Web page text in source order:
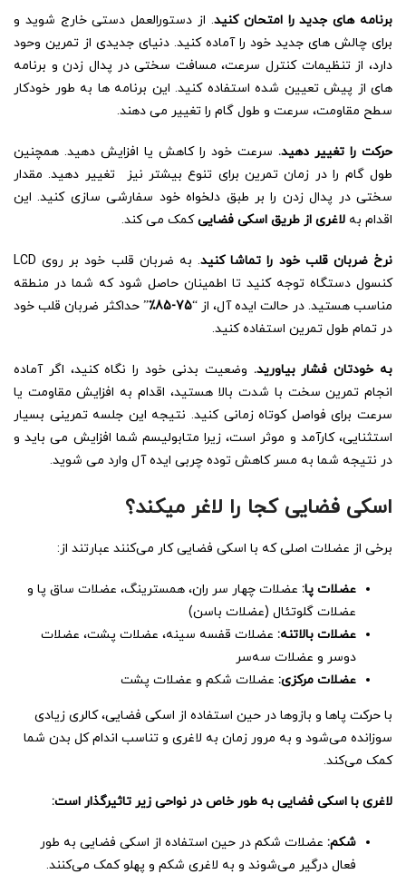
برنامه های جدید را امتحان کنید. از دستورالعمل دستی خارج شوید و
برای چالش های جدید خود را آماده کنید. دنیای جدیدی از تمرین وحود
دارد، از تنظیمات کنترل سرعت، مسافت سختی در پدال زدن و برنامه
های از پیش تعیین شده استفاده کنید. این برنامه ها به طور خودکار
سطح مقاومت، سرعت و طول گام را تغییر می دهند.
حرکت را تغییر دهید. سرعت خود را کاهش یا افزایش دهید. همچنین
طول گام را در زمان تمرین برای تنوع بیشتر نیز تغییر دهید. مقدار
سختی در پدال زدن را بر طبق دلخواه خود سفارشی سازی کنید. این
اقدام به لاغری از طریق اسکی فضاییکمک می کند.
نرخ ضربان قلب خود را تماشا کنید
. به ضربان قلب خود بر روی LCD
کنسول دستگاه توجه کنید تا اطمینان حاصل شود که شما در منطقه
مناسب هستید. در حالت ایده آل، از “75-85٪
” حداکثر ضربان قلب خود
در تمام طول تمرین استفاده کنید.
به خودتان فشار بیاورید. وضعیت بدنی خود را نگاه کنید، اگر آماده
انجام تمرین سخت با شدت بالا هستید، اقدام به افزایش مقاومت یا
سرعت برای فواصل کوتاه زمانی کنید. نتیجه این جلسه تمرینی بسیار
استثنایی، کارآمد و موثر است، زیرا متابولیسم شما افزایش می باید و
در نتیجه شما به مسر کاهش توده چربی ایده آل وارد می شوید.
اسکی فضایی کجا را لاغر میکند؟
برخی از عضلات اصلی که با اسکی فضایی کار می‌کنند عبارتند از:
عضلات پا: عضلات چهار سر ران، همسترینگ، عضلات ساق پا و
عضلات گلوتئال (عضلات باسن)
عضلات بالاتنه: عضلات قفسه سینه، عضلات پشت، عضلات
دوسر و عضلات سه‌سر
عضلات مرکزی: عضلات شکم و عضلات پشت
با حرکت پاها و بازوها در حین استفاده از اسکی فضایی، کالری زیادی
سوزانده می‌شود و به مرور زمان به لاغری و تناسب اندام کل بدن شما
کمک می‌کند.
لاغری با اسکی فضایی به طور خاص در نواحی زیر تاثیرگذار است:
شکم: عضلات شکم در حین استفاده از اسکی فضایی به طور
فعال درگیر می‌شوند و به لاغری شکم و پهلو کمک می‌کنند.